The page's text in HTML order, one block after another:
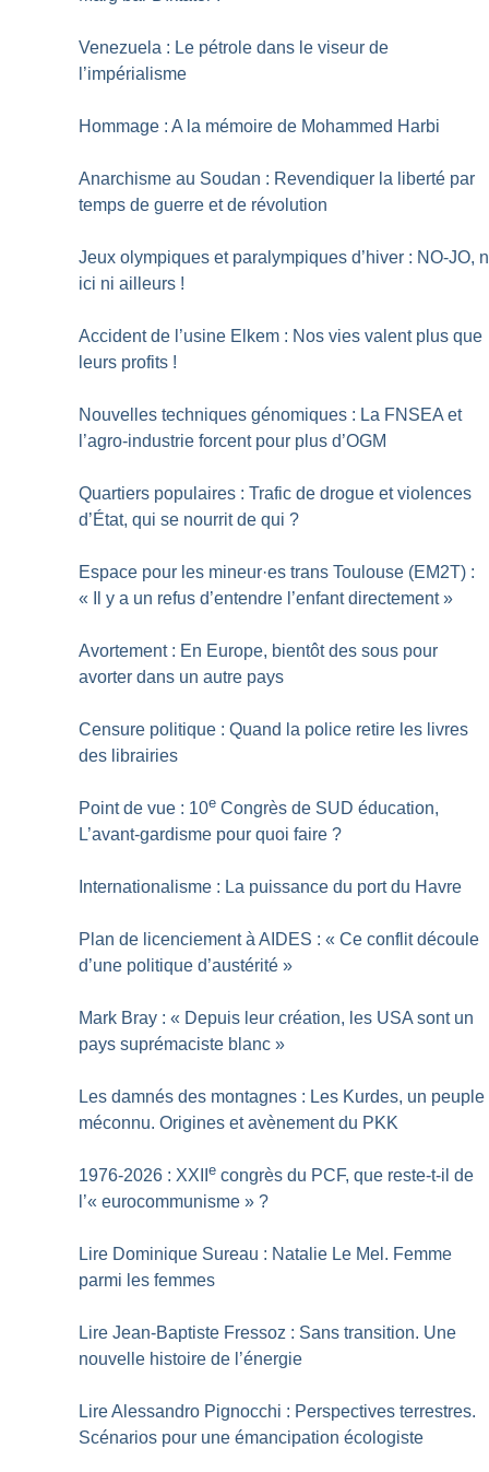
Venezuela : Le pétrole dans le viseur de
l’impérialisme
Hommage : A la mémoire de Mohammed Harbi
Anarchisme au Soudan : Revendiquer la liberté par
temps de guerre et de révolution
Jeux olympiques et paralympiques d’hiver : NO-JO,
ici ni ailleurs !
Accident de l’usine Elkem : Nos vies valent plus que
leurs profits !
Nouvelles techniques génomiques : La FNSEA et
l’agro-industrie forcent pour plus d’OGM
Quartiers populaires : Trafic de drogue et violences
d’État, qui se nourrit de qui ?
Espace pour les mineur·es trans Toulouse (EM2T) :
«
Il y a un refus d’entendre l’enfant directement »
Avortement : En Europe, bientôt des sous pour
avorter dans un autre pays
Censure politique : Quand la police retire les livres
des librairies
Point de vue : 10e Congrès de SUD éducation,
L’avant-gardisme pour quoi faire ?
Internationalisme : La puissance du port du Havre
Plan de licenciement à AIDES : « Ce conflit découle
d’une politique d’austérité »
Mark Bray : « Depuis leur création, les USA sont un
pays suprémaciste blanc »
Les damnés des montagnes : Les Kurdes, un peuple
méconnu. Origines et avènement du PKK
1976-2026 : XXIIe congrès du PCF, que reste-t-il de
l’« eurocommunisme » ?
Lire Dominique Sureau : Natalie Le Mel. Femme
parmi les femmes
Lire Jean-Baptiste Fressoz : Sans transition. Une
nouvelle histoire de l’énergie
Lire Alessandro Pignocchi : Perspectives terrestres.
Scénarios pour une émancipation écologiste